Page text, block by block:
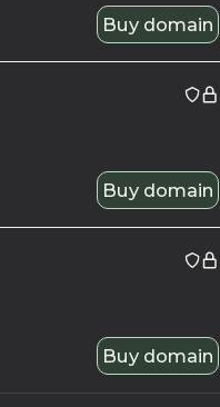
Buy domain
Buy domain
Buy domain